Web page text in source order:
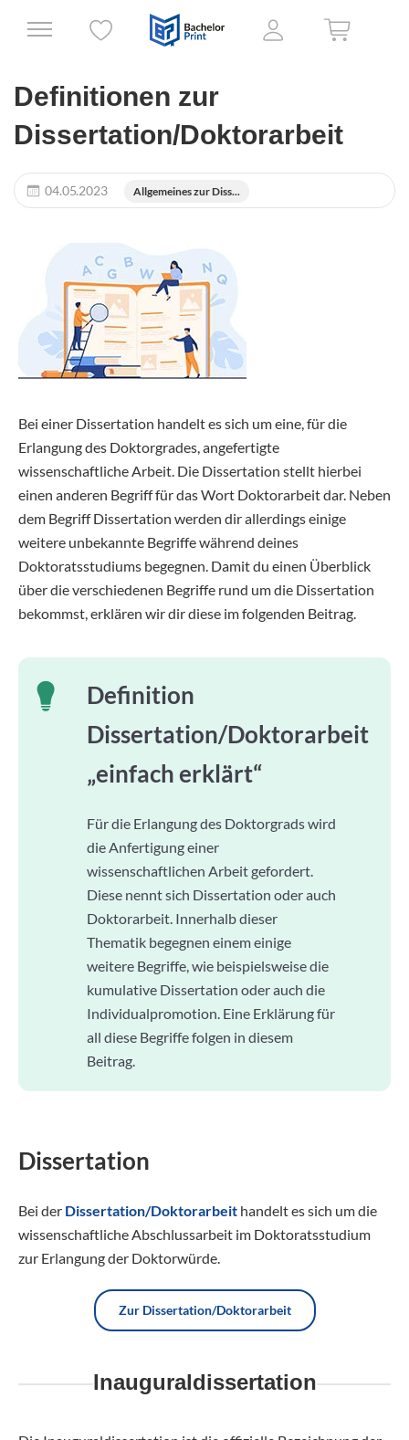
Definitionen zur
Dissertation/Doktorarbeit
04.05.2023 Allgemeines zur Diss...
Bei einer Dissertation handelt es sich um eine, für die
Erlangung des Doktorgrades, angefertigte
wissenschaftliche Arbeit. Die Dissertation stellt hierbei
einen anderen Begriff für das Wort Doktorarbeit dar. Neben
dem Begriff Dissertation werden dir allerdings einige
weitere unbekannte Begriffe während deines
Doktoratsstudiums begegnen. Damit du einen Überblick
über die verschiedenen Begriffe rund um die Dissertation
bekommst, erklären wir dir diese im folgenden Beitrag.
Definition
Dissertation/Doktorarbeit
„einfach erklärt“
Für die Erlangung des Doktorgrads wird
die Anfertigung einer
wissenschaftlichen Arbeit gefordert.
Diese nennt sich Dissertation oder auch
Doktorarbeit. Innerhalb dieser
Thematik begegnen einem einige
weitere Begriffe, wie beispielsweise die
kumulative Dissertation oder auch die
Individualpromotion. Eine Erklärung für
all diese Begriffe folgen in diesem
Beitrag.
Dissertation
Bei der Dissertation/Doktorarbeit handelt es sich um die
wissenschaftliche Abschlussarbeit im Doktoratsstudium
zur Erlangung der Doktorwürde.
Zur Dissertation/Doktorarbeit
Inauguraldissertation